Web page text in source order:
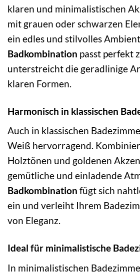
klaren und minimalistischen
mit grauen oder schwarzen
ein edles und stilvolles
Badkombination passt perfekt
unterstreicht die geradlinige
klaren Formen.
Harmonisch in klassischen
Auch in klassischen
Weiß hervorragend.
Holztönen und goldenen
gemütliche und einladende
Badkombination fügt sich
ein und verleiht Ihrem
von Eleganz.
Ideal für minimalistische
In minimalistischen